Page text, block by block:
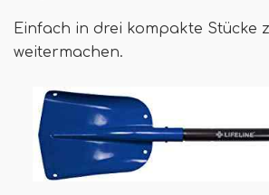
Einfach in drei kompakte Stücke
weitermachen.